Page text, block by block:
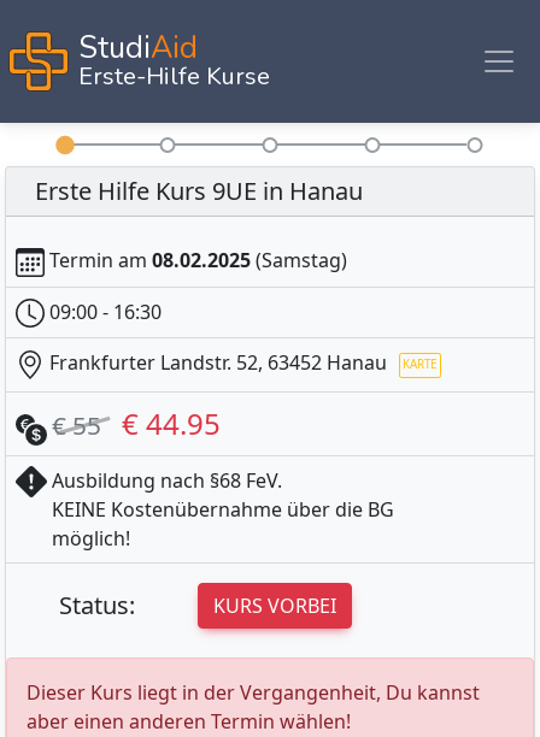
StudiAid
Erste-Hilfe Kurse
Erste Hilfe Kurs 9UE in Hanau
Termin am 08.02.2025(Samstag)
09:00 - 16:30
Frankfurter Landstr. 52, 63452 Hanau
€ 55 € 44.95
Ausbildung nach §68 FeV.
KEINE Kostenübernahme über die BG
möglich!
Status: KURS VORBEI
Dieser Kurs liegt in der Vergangenheit, Du kannst
aber einen anderen Termin wählen!